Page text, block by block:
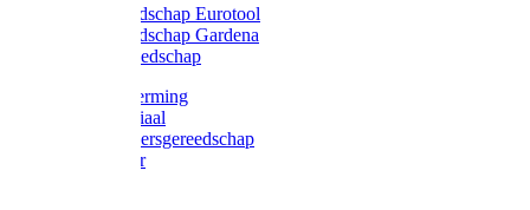
Handgereedschap Eurotool
Handgereedschap Gardena
Kindergereedschap
Kniebescherming
Afzetmateriaal
Stratenmakersgereedschap
Straathamer